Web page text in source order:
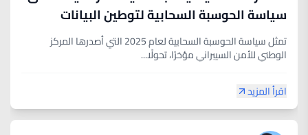
سياسة الحوسبة السحابية لتوطين البيانات
تمثل سياسة الحوسبة السحابية لعام 2025 التي أصدرها المركز
الوطني للأمن السيبراني مؤخرًا، تحولًا...
اقرأ المزيد